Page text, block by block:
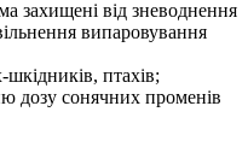
захищені від зневоднення
випаровування
птахів;
дозу сонячних променів